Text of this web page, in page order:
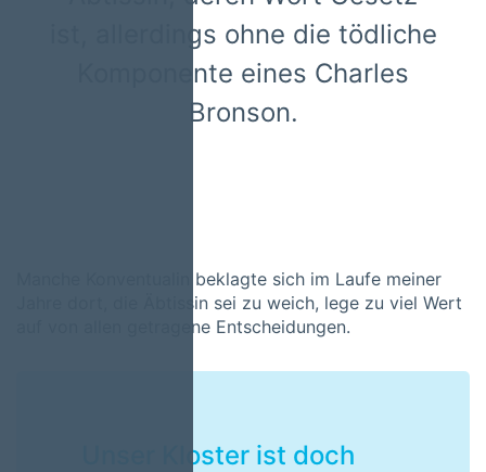
ist, allerdings ohne die tödliche
Komponente eines Charles
Bronson.
Manche Konventualin beklagte sich im Laufe meiner
Jahre dort, die Äbtissin sei zu weich, lege zu viel Wert
auf von allen getragene Entscheidungen.
Unser Kloster ist doch